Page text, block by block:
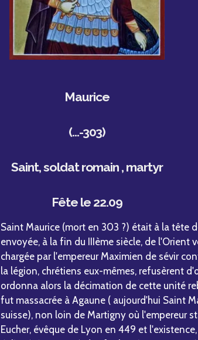
Maurice
(…-303)
Saint, soldat romain , martyr
Fête le 22.09
Saint Maurice (mort en 303 ?) était à la tête
envoyée, à la fin du IIIème siècle, de l'Orient
chargée par l'empereur Maximien de sévir
la légion, chrétiens eux-mêmes, refusèrent
ordonna alors la décimation de cette unité
fut massacrée à Agaune ( aujourd'hui Saint
suisse), non loin de Martigny où l'empereur
Eucher, évêque de Lyon en 449 et